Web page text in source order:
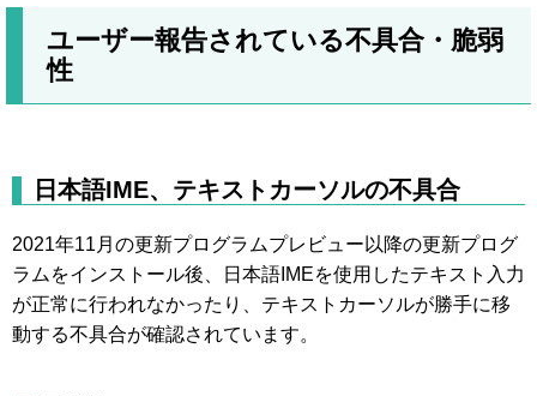
ユーザー報告されている不具合・脆弱
性
日本語IME、テキストカーソルの不具合
2021年11月の更新プログラムプレビュー以降の更新プログ
ラムをインストール後、日本語IMEを使用したテキスト入力
が正常に行われなかったり、テキストカーソルが勝手に移
動する不具合が確認されています。